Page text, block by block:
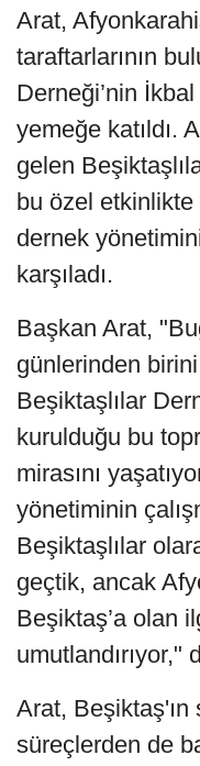
Arat,
taraftarlarının
Derneği’nin
yemeğe katıldı.
gelen
bu özel etkinlikte
dernek
karşıladı.
Başkan Arat,
günlerinden
Beşiktaşlılar
kurulduğu bu
mirasını
yönetiminin
Beşiktaşlılar
geçtik, ancak
Beşiktaş’a olan
umutlandırıyor,"
Arat, Beşiktaş'ın
süreçlerden de